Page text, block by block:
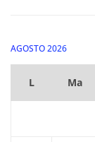
AGOSTO 2026
L Ma